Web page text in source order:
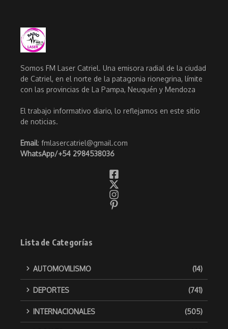
Somos FM Laser Catriel. Una emisora radial de la ciudad
de Catriel, en el norte de la patagonia rionegrina, límite
con las provincias de La Pampa, Neuquén y Mendoza
El trabajo informativo diario, lo reflejamos en este sitio
de noticias.
Email: fmlasercatriel@gmail.com
WhatsApp/+54 2984538036
Lista de Categorías
AUTOMOVILISMO (14)
DEPORTES (741)
INTERNACIONALES (505)